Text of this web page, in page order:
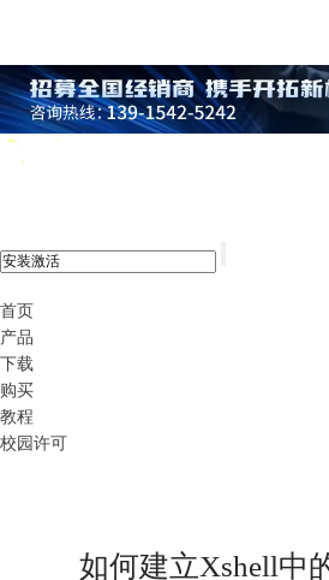
首页
产品
下载
购买
教程
校园许可
如何建立Xshell中